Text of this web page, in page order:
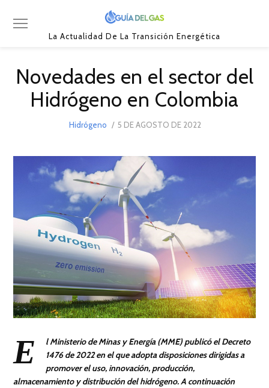
La Actualidad De La Transición Energética
Novedades en el sector del
Hidrógeno en Colombia
Hidrógeno
POSTED
5 DE AGOSTO DE 2022
E
l Ministerio de Minas y Energía (MME) publicó el Decreto
1476 de 2022 en el que adopta disposiciones dirigidas a
promover el uso, innovación, producción,
almacenamiento y distribución del hidrógeno. A continuación